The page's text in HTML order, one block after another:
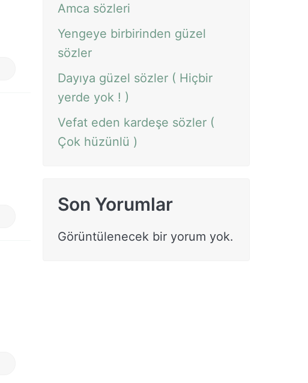
Amca sözleri
Yengeye birbirinden güzel
sözler
Dayıya güzel sözler ( Hiçbir
yerde yok ! )
Vefat eden kardeşe sözler (
Çok hüzünlü )
Son Yorumlar
Görüntülenecek bir yorum yok.